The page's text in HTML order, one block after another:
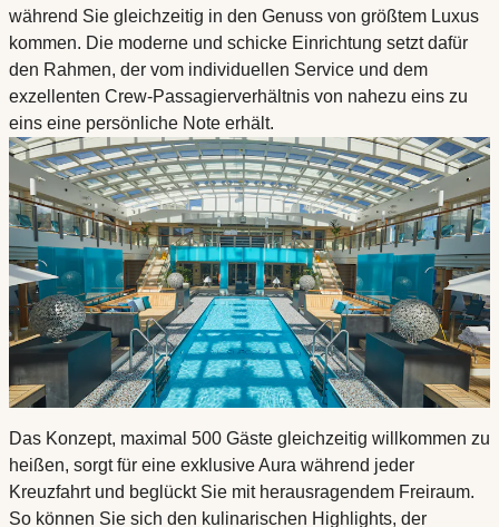
während Sie gleichzeitig in den Genuss von größtem Luxus
kommen. Die moderne und schicke Einrichtung setzt dafür
den Rahmen, der vom individuellen Service und dem
exzellenten Crew-Passagierverhältnis von nahezu eins zu
eins eine persönliche Note erhält.
Das Konzept, maximal 500 Gäste gleichzeitig willkommen zu
heißen, sorgt für eine exklusive Aura während jeder
Kreuzfahrt und beglückt Sie mit herausragendem Freiraum.
So können Sie sich den kulinarischen Highlights, der